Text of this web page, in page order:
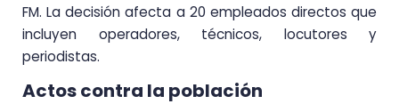
FM. La decisión afecta a 20 empleados directos que
incluyen operadores, técnicos, locutores y
periodistas.
Actos contra la población